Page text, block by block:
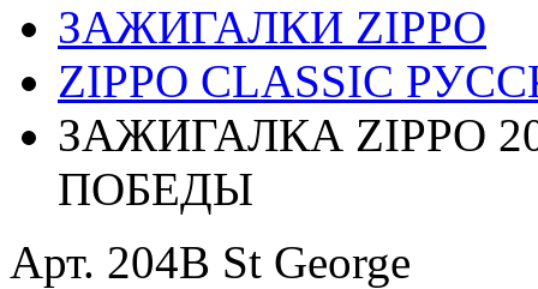
ЗАЖИГАЛКИ ZIPPO
ZIPPO CLASSIC
ЗАЖИГАЛКА ZIPPO
ПОБЕДЫ
Арт. 204B St George